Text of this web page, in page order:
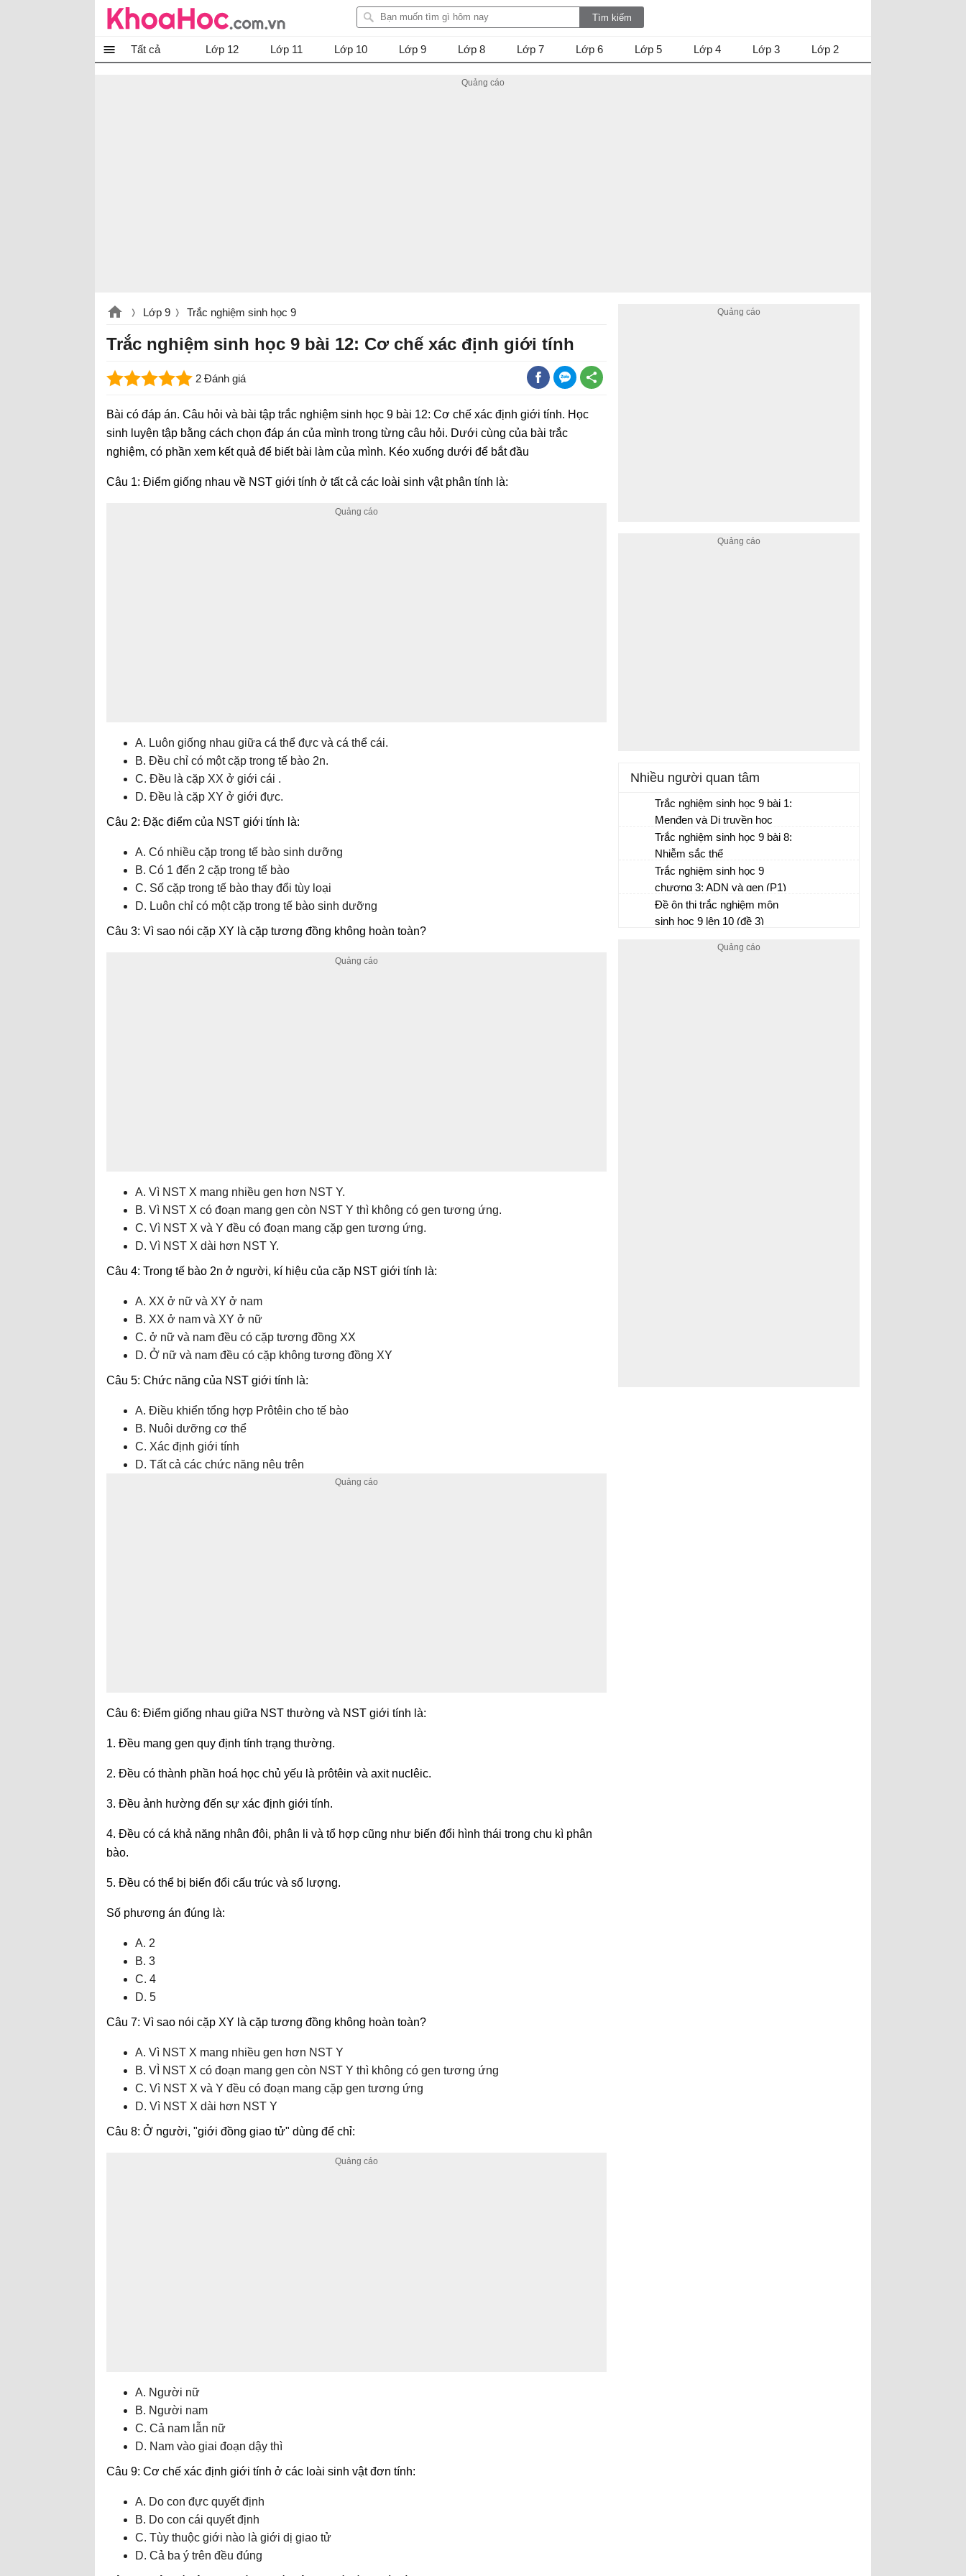
Tất cả Lớp 12 Lớp 11 Lớp 10 Lớp 9 Lớp 8 Lớp 7 Lớp 6 Lớp 5 Lớp 4 Lớp 3 Lớp 2
Lớp 9 Trắc nghiệm sinh học 9
Trắc nghiệm sinh học 9 bài 12: Cơ chế xác định giới tính
2 Đánh giá
Bài có đáp án. Câu hỏi và bài tập trắc nghiệm sinh học 9 bài 12: Cơ chế xác định giới tính. Học
sinh luyện tập bằng cách chọn đáp án của mình trong từng câu hỏi. Dưới cùng của bài trắc
nghiệm, có phần xem kết quả để biết bài làm của mình. Kéo xuống dưới để bắt đầu
Câu 1: Điểm giống nhau về NST giới tính ở tất cả các loài sinh vật phân tính là:
A. Luôn giống nhau giữa cá thể đực và cá thể cái.
B. Đều chỉ có một cặp trong tế bào 2n.
C. Đều là cặp XX ở giới cái .
D. Đều là cặp XY ở giới đực.
Câu 2: Đặc điểm của NST giới tính là:
A. Có nhiều cặp trong tế bào sinh dưỡng
B. Có 1 đến 2 cặp trong tế bào
C. Số cặp trong tế bào thay đổi tùy loại
D. Luôn chỉ có một cặp trong tế bào sinh dưỡng
Câu 3: Vì sao nói cặp XY là cặp tương đồng không hoàn toàn?
A. Vì NST X mang nhiều gen hơn NST Y.
B. Vì NST X có đoạn mang gen còn NST Y thì không có gen tương ứng.
C. Vì NST X và Y đều có đoạn mang cặp gen tương ứng.
D. Vì NST X dài hơn NST Y.
Câu 4: Trong tế bào 2n ở người, kí hiệu của cặp NST giới tính là:
A. XX ở nữ và XY ở nam
B. XX ở nam và XY ở nữ
C. ở nữ và nam đều có cặp tương đồng XX
D. Ở nữ và nam đều có cặp không tương đồng XY
Câu 5: Chức năng của NST giới tính là:
A. Điều khiển tổng hợp Prôtêin cho tế bào
B. Nuôi dưỡng cơ thể
C. Xác định giới tính
D. Tất cả các chức năng nêu trên
Câu 6: Điểm giống nhau giữa NST thường và NST giới tính là:
1. Đều mang gen quy định tính trạng thường.
2. Đều có thành phần hoá học chủ yếu là prôtêin và axit nuclêic.
3. Đều ảnh hường đến sự xác định giới tính.
4. Đều có cá khả năng nhân đôi, phân li và tổ hợp cũng như biến đổi hình thái trong chu kì phân
bào.
5. Đều có thể bị biến đổi cấu trúc và số lượng.
Số phương án đúng là:
A. 2
B. 3
C. 4
D. 5
Câu 7: Vì sao nói cặp XY là cặp tương đồng không hoàn toàn?
A. Vì NST X mang nhiều gen hơn NST Y
B. VÌ NST X có đoạn mang gen còn NST Y thì không có gen tương ứng
C. Vì NST X và Y đều có đoạn mang cặp gen tương ứng
D. Vì NST X dài hơn NST Y
Câu 8: Ở người, "giới đồng giao tử" dùng để chỉ:
A. Người nữ
B. Người nam
C. Cả nam lẫn nữ
D. Nam vào giai đoạn dậy thì
Câu 9: Cơ chế xác định giới tính ở các loài sinh vật đơn tính:
A. Do con đực quyết định
B. Do con cái quyết định
C. Tùy thuộc giới nào là giới dị giao tử
D. Cả ba ý trên đều đúng
Nhiều người quan tâm
Trắc nghiệm sinh học 9 bài 1:
Menđen và Di truyền học
Trắc nghiệm sinh học 9 bài 8:
Nhiễm sắc thể
Trắc nghiệm sinh học 9
chương 3: ADN và gen (P1)
Đề ôn thi trắc nghiệm môn
sinh học 9 lên 10 (đề 3)